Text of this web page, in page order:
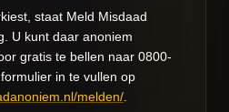
staat Meld Misdaad
U kunt daar anoniem
gratis te bellen naar 0800-
in te vullen op
melden/